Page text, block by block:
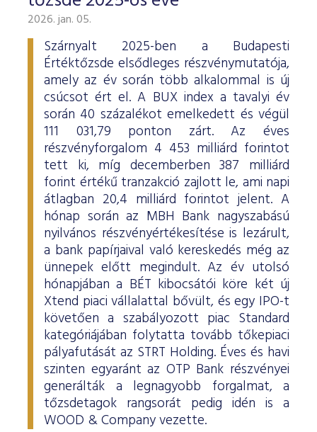
2026. jan. 05.
Szárnyalt 2025-ben a Budapesti
Értéktőzsde elsődleges részvénymutatója,
amely az év során több alkalommal is új
csúcsot ért el. A BUX index a tavalyi év
során 40 százalékot emelkedett és végül
111 031,79 ponton zárt. Az éves
részvényforgalom 4 453 milliárd forintot
tett ki, míg decemberben 387 milliárd
forint értékű tranzakció zajlott le, ami napi
átlagban 20,4 milliárd forintot jelent. A
hónap során az MBH Bank nagyszabású
nyilvános részvényértékesítése is lezárult,
a bank papírjaival való kereskedés még az
ünnepek előtt megindult. Az év utolsó
hónapjában a BÉT kibocsátói köre két új
Xtend piaci vállalattal bővült, és egy IPO-t
követően a szabályozott piac Standard
kategóriájában folytatta tovább tőkepiaci
pályafutását az STRT Holding. Éves és havi
szinten egyaránt az OTP Bank részvényei
generálták a legnagyobb forgalmat, a
tőzsdetagok rangsorát pedig idén is a
WOOD & Company vezette.